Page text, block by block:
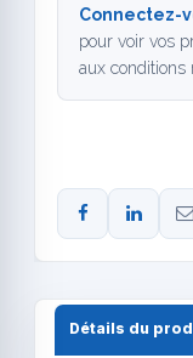
Connectez-
pour voir vos
aux conditions
Détails du